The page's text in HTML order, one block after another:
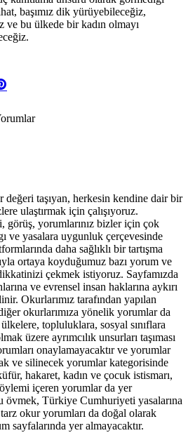
başımız dik yürüyebileceğiz,
ve bu ülkede bir kadın olmayı
taşıyan, herkesin kendine dair bir
ulaştırmak için çalışıyoruz.
yorumlarınız bizler için çok
ve yasalara uygunluk çerçevesinde
daha sağlıklı bir tartışma
ortaya koyduğumuz bazı yorum ve
çekmek istiyoruz. Sayfamızda
ve evrensel insan haklarına aykırı
Okurlarımız tarafından yapılan
okurlarımıza yönelik yorumlar da
topluluklara, sosyal sınıflara
üzere ayrımcılık unsurları taşıması
onaylamayacaktır ve yorumlar
ve silinecek yorumlar kategorisinde
hakaret, kadın ve çocuk istismarı,
içeren yorumlar da yer
övmek, Türkiye Cumhuriyeti yasalarına
okur yorumları da doğal olarak
sayfalarında yer almayacaktır.